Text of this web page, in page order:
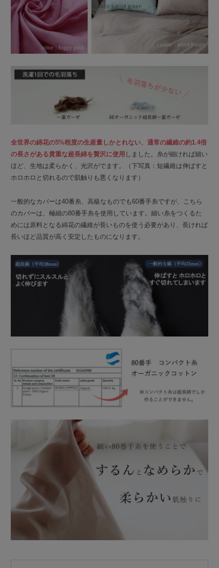
全世界の綿花の5%程度の生産量しかとれない、通常の繊維の約1.4倍
の長さがある貴重な超長綿を贅沢に使用 しました。糸が細ければ細い
ほど、生地は柔らかく、光沢がでます。（下写真：短繊維は伸ばすと
ホロホロと切れるので肌触りも悪くなります）
一般的なカバーは40番糸、高級なものでも60番手糸ですが、こちら
のカバーは、極細の80番手糸を使用しています。細い糸をつくるた
めには原料となる綿花の繊維が長いものを使う必要があり、長ければ
長いほど品質が高く安定したものになります。